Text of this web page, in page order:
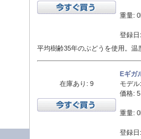
重量:
登録
平均樹齢35年のぶどうを使用。
在庫あり: 9
Eギガ
モデル:
価格:
重量:
登録